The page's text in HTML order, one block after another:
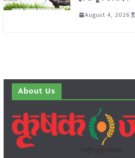
August 4, 2026
About Us